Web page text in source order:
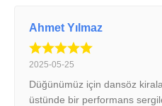
Ahmet Yılmaz
2025-05-25
Düğünümüz için dansöz
üstünde bir performans